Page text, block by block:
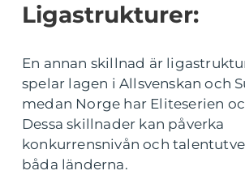
Ligastrukturer:
En annan skillnad är
spelar lagen i Allsvenskan och
medan Norge har Eliteserien
Dessa skillnader kan påverka
konkurrensnivån och
båda länderna.